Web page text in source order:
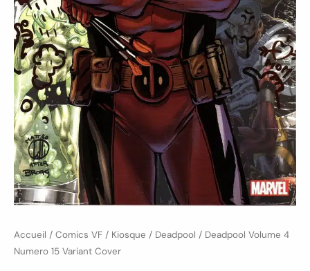
Accueil / Comics VF / Kiosque / Deadpool / Deadpool Volume 4
Numero 15 Variant Cover